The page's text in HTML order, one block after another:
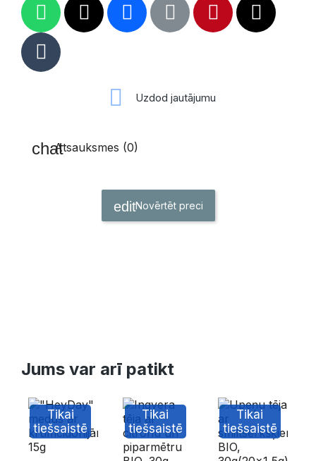
Uzdod jautājumu
Atsauksmes (0)
Novērtēt preci
Jums var arī patikt
Tikai
tiešsaistē
Tikai
tiešsaistē
Tikai
tiešsaistē